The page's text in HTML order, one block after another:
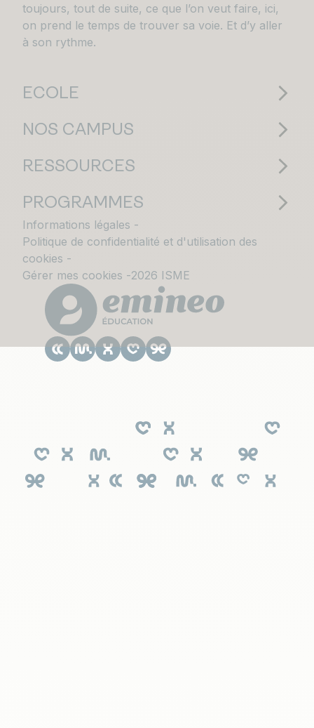
toujours, tout de suite, ce que l’on veut faire, ici,
on prend le temps de trouver sa voie. Et d’y aller
à son rythme.
ECOLE
NOS CAMPUS
RESSOURCES
PROGRAMMES
Informations légales
Politique de confidentialité et d'utilisation des
cookies
Gérer mes cookies
2026 ISME